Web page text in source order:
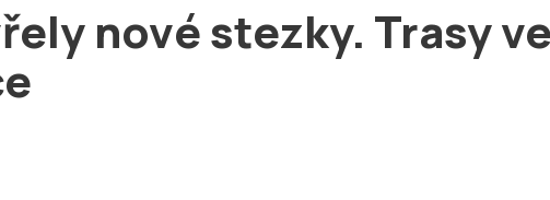
nové stezky. Trasy